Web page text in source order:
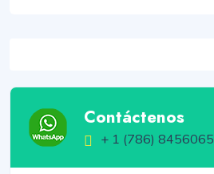
Contáctenos
+ 1 (786) 8456065